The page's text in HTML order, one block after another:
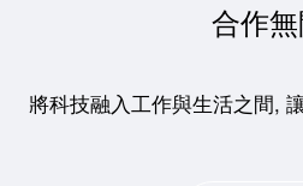
合作
將科技融入工作與生活之間,